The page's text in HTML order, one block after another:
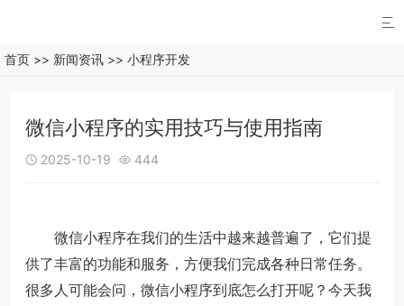

首页 >> 新闻资讯 >> 小程序开发
微信小程序的实用技巧与使用指南
 2025-10-19  444
微信小程序在我们的生活中越来越普遍了，它们提
供了丰富的功能和服务，方便我们完成各种日常任务。
很多人可能会问，微信小程序到底怎么打开呢？今天我